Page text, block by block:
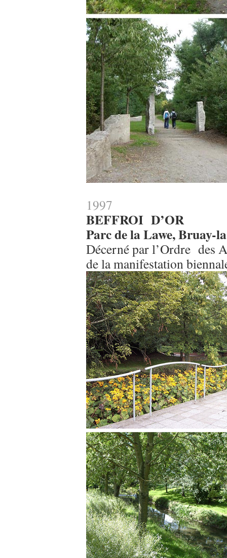
1997
BEFFROI D’OR
Parc de la Lawe, Bruay-
Décerné par l’Ordre des
de la manifestation